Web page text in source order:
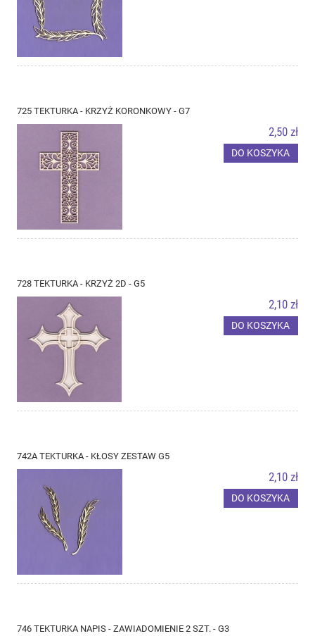
725 TEKTURKA - KRZYŻ KORONKOWY - G7
2,50 zł
DO KOSZYKA
728 TEKTURKA - KRZYŻ 2D - G5
2,10 zł
DO KOSZYKA
742A TEKTURKA - KŁOSY ZESTAW G5
2,10 zł
DO KOSZYKA
746 TEKTURKA NAPIS - ZAWIADOMIENIE 2 SZT. - G3